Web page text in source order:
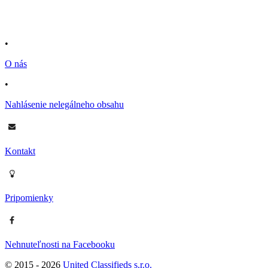
•
O nás
•
Nahlásenie nelegálneho obsahu
Kontakt
Pripomienky
Nehnuteľnosti na Facebooku
© 2015 - 2026 United Classifieds s.r.o.